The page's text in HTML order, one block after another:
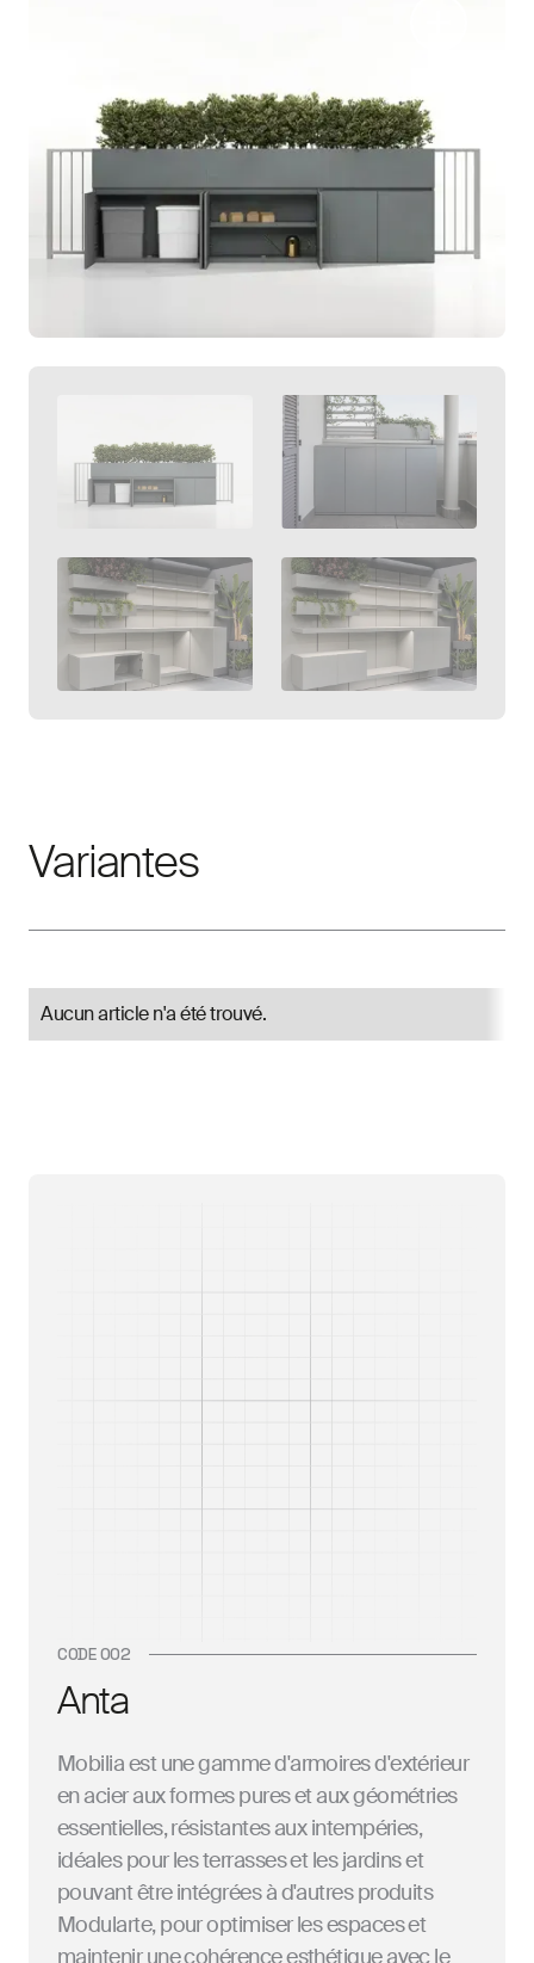
Variantes
Aucun article n'a été trouvé.
CODE 002
Anta
Mobilia est une gamme d'armoires d'extérieur
en acier aux formes pures et aux géométries
essentielles, résistantes aux intempéries,
idéales pour les terrasses et les jardins et
pouvant être intégrées à d'autres produits
Modularte, pour optimiser les espaces et
maintenir une cohérence esthétique avec le